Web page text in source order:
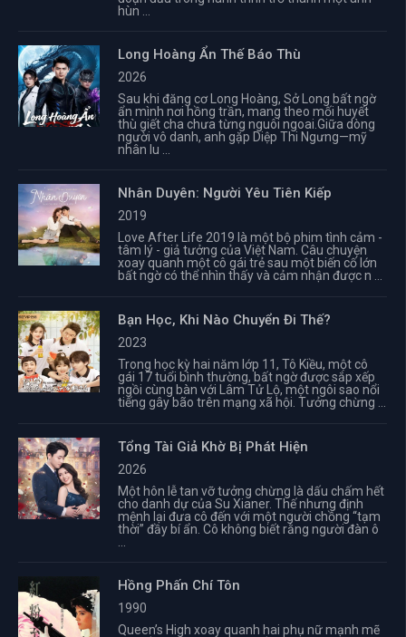
hùn ...
Long Hoàng Ẩn Thế Báo Thù
2026
Sau khi đăng cơ Long Hoàng, Sở Long bất ngờ
ẩn mình nơi hồng trần, mang theo mối huyết
thù giết cha chưa từng nguôi ngoai.Giữa dòng
người vô danh, anh gặp Diệp Thi Ngưng—mỹ
nhân lu ...
Nhân Duyên: Người Yêu Tiên Kiếp
2019
Love After Life 2019 là một bộ phim tình cảm -
tâm lý - giả tưởng của Việt Nam. Câu chuyện
xoay quanh một cô gái trẻ sau một biến cố lớn
bất ngờ có thể nhìn thấy và cảm nhận được n ...
Bạn Học, Khi Nào Chuyển Đi Thế?
2023
Trong học kỳ hai năm lớp 11, Tô Kiều, một cô
gái 17 tuổi bình thường, bất ngờ được sắp xếp
ngồi cùng bàn với Lâm Tử Lộ, một ngôi sao nổi
tiếng gây bão trên mạng xã hội. Tưởng chừng ...
Tổng Tài Giả Khờ Bị Phát Hiện
2026
Một hôn lễ tan vỡ tưởng chừng là dấu chấm hết
cho danh dự của Su Xianer. Thế nhưng định
mệnh lại đưa cô đến với một người chồng “tạm
thời” đầy bí ẩn. Cô không biết rằng người đàn ô
Hồng Phấn Chí Tôn
1990
Queen’s High xoay quanh hai phụ nữ mạnh mẽ